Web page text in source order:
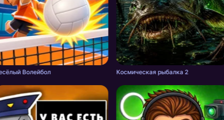
Волейбол Космическая рыбалка 2